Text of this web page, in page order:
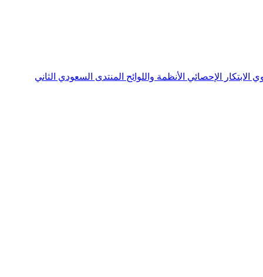
الابتكار الإحصائي الأنظمة واللوائح المنتدى السعودي الثاني